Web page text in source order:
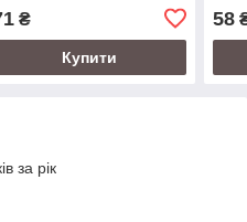
₴
Купити
58
за рік